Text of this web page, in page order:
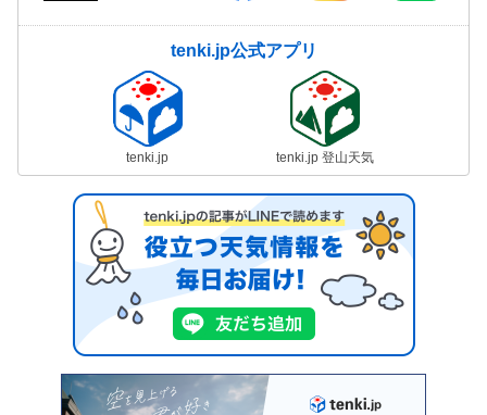
tenki.jp公式アプリ
tenki.jp tenki.jp 登山天気